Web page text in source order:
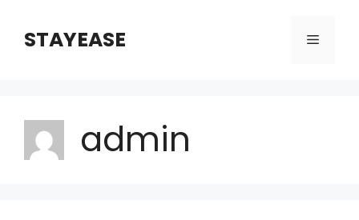
content
STAYEASE Menu
admin